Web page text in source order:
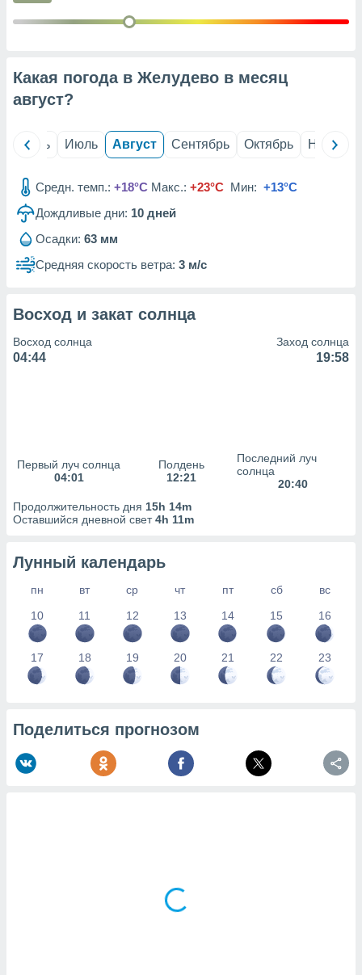
Какая погода в Желудево в месяц
август?
Июнь Июль Август Сентябрь Октябрь Ноябрь
Средн. темп.: +18°C Макс.: +23°C Мин: +13°C
Дождливые дни: 10 дней
Осадки: 63 мм
Средняя скорость ветра: 3 м/с
Восход и закат солнца
Восход солнца
04:44
Заход солнца
19:58
Первый луч солнца
04:01
Полдень
12:21
Последний луч
солнца
20:40
Продолжительность дня 15h 14m
Оставшийся дневной свет4h 11m
Лунный календарь
пн вт ср чт пт сб
вс
10
11 12 13 14 15 16
17 18 19 20 21 22 23
Поделиться прогнозом